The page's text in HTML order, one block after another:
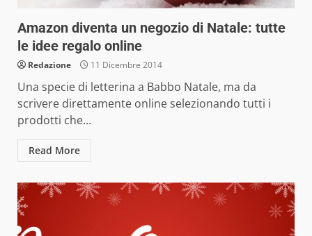
Amazon diventa un negozio di Natale: tutte
le idee regalo online
Redazione 11 Dicembre 2014
Una specie di letterina a Babbo Natale, ma da
scrivere direttamente online selezionando tutti i
prodotti che...
Read More